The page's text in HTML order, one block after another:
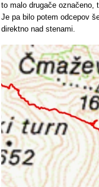
to malo drugače označeno,
Je pa bilo potem odcepov
direktno nad stenami.